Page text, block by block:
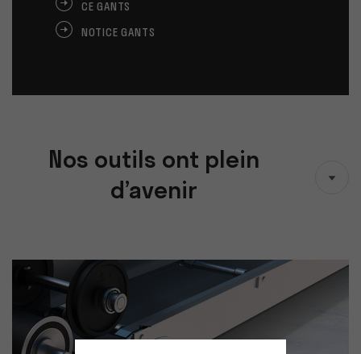
CE GANTS
NOTICE GANTS
Nos outils ont plein
d’avenir